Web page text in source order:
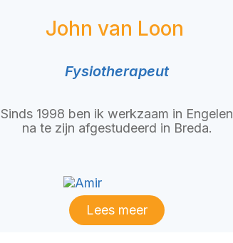
John van Loon
Fysiotherapeut
Sinds 1998 ben ik werkzaam in Engelen
na te zijn afgestudeerd in Breda.
Lees meer